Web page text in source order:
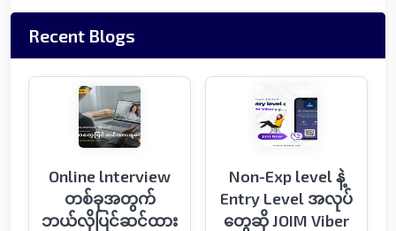
Recent Blogs
Online lnterview
တစ်ခုအတွက်
ဘယ်လိုပြင်ဆင်ထား
Non-Exp level နဲ့
Entry Level အလုပ်
တွေဆို JOIM Viber